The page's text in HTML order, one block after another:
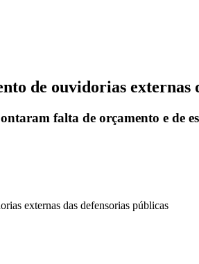
de ouvidorias externas
falta de orçamento e de